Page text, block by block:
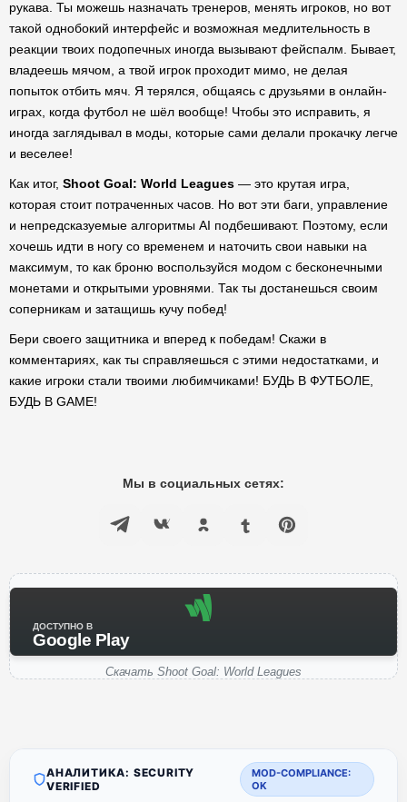
рукава. Ты можешь назначать тренеров, менять игроков, но вот
такой однобокий интерфейс и возможная медлительность в
реакции твоих подопечных иногда вызывают фейспалм. Бывает,
владеешь мячом, а твой игрок проходит мимо, не делая
попыток отбить мяч. Я терялся, общаясь с друзьями в онлайн-
играх, когда футбол не шёл вообще! Чтобы это исправить, я
иногда заглядывал в моды, которые сами делали прокачку легче
и веселее!
Как итог, Shoot Goal: World Leagues — это крутая игра,
которая стоит потраченных часов. Но вот эти баги, управление
и непредсказуемые алгоритмы AI подбешивают. Поэтому, если
хочешь идти в ногу со временем и наточить свои навыки на
максимум, то как броню воспользуйся модом с бесконечными
монетами и открытыми уровнями. Так ты достанешься своим
соперникам и затащишь кучу побед!
Бери своего защитника и вперед к победам! Скажи в
комментариях, как ты справляешься с этими недостатками, и
какие игроки стали твоими любимчиками! БУДЬ В ФУТБОЛЕ,
БУДЬ В GAME!
Мы в социальных сетях:
ДОСТУПНО В
Google Play
Скачать Shoot Goal: World Leagues
АНАЛИТИКА: SECURITY
VERIFIED
MOD-COMPLIANCE:
OK